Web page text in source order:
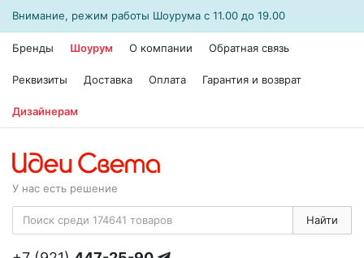
Внимание, режим работы Шоурума с 11.00 до 19.00
Бренды Шоурум О компании Обратная связь
Реквизиты Доставка Оплата Гарантия и возврат
Дизайнерам
У нас есть решение
Найти